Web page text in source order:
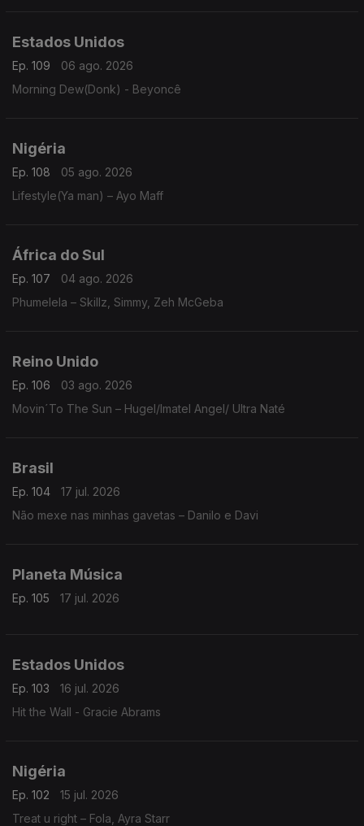
Estados Unidos
Ep. 109
06 ago. 2026
Morning Dew(Donk) - Beyoncê
Nigéria
Ep. 108
05 ago. 2026
Lifestyle(Ya man) – Ayo Maff
África do Sul
Ep. 107
04 ago. 2026
Phumelela – Skillz, Simmy, Zeh McGeba
Reino Unido
Ep. 106
03 ago. 2026
Movin´To The Sun – Hugel/Imatel Angel/ Ultra Naté
Brasil
Ep. 104
17 jul. 2026
Não mexe nas minhas gavetas – Danilo e Davi
Planeta Música
Ep. 105 17 jul. 2026
Estados Unidos
Ep. 103
16 jul. 2026
Hit the Wall - Gracie Abrams
Nigéria
Ep. 102
15 jul. 2026
Treat u right – Fola, Ayra Starr